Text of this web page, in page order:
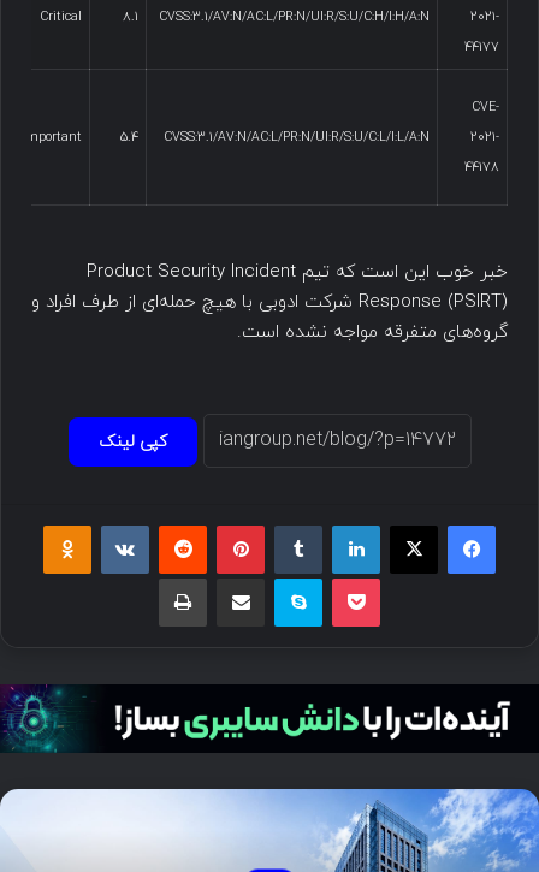
2021-
44177
CVSS:3.1/AV:N/AC:L/PR:N/UI:R/S:U/C:H/I:H/A:N
8.1
Critical
CVE-
2021-
44178
CVSS:3.1/AV:N/AC:L/PR:N/UI:R/S:U/C:L/I:L/A:N
5.4
Important
خبر خوب این است که تیم Product Security Incident
Response (PSIRT) شرکت ادوبی با هیچ حمله‌ای از طرف افراد و
گروه‌های متفرقه مواجه نشده است.
کپی لینک